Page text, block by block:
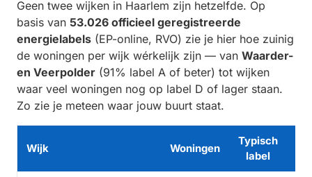
Geen twee wijken in Haarlem zijn hetzelfde. Op
basis van 53.026 officieel geregistreerde
energielabels (EP-online, RVO) zie je hier hoe zuinig
de woningen per wijk wérkelijk zijn — van Waarder-
en Veerpolder (91% label A of beter) tot wijken
waar veel woningen nog op label D of lager staan.
Zo zie je meteen waar jouw buurt staat.
Wijk Woningen
Typisch
label